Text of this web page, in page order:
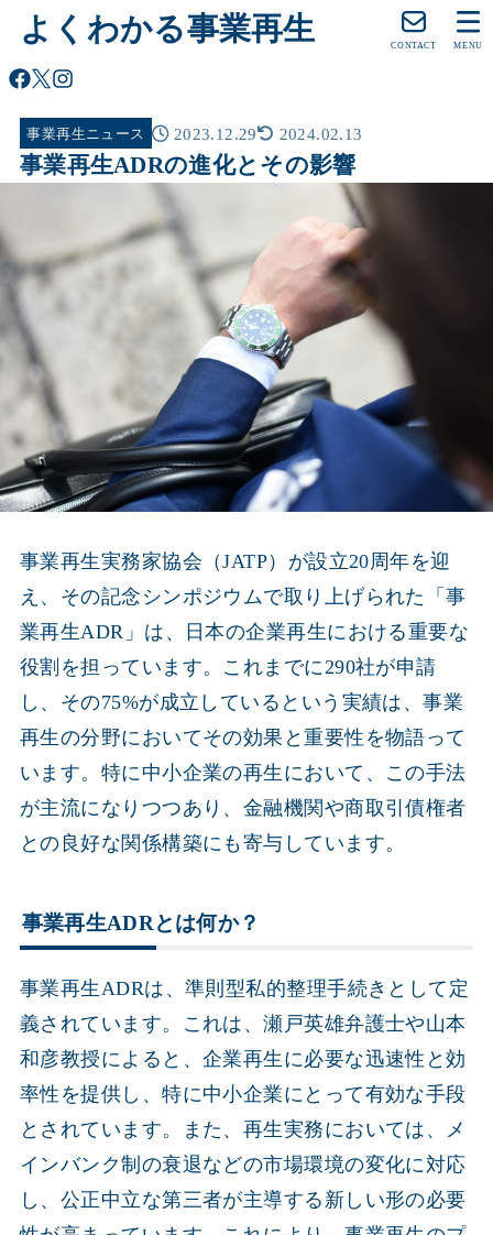
よくわかる事業再生 CONTACT MENU
事業再生ニュース 2023.12.29 2024.02.13
事業再生ADRの進化とその影響
事業再生実務家協会（JATP）が設立20周年を迎
え、その記念シンポジウムで取り上げられた「事
業再生ADR」は、日本の企業再生における重要な
役割を担っています。これまでに290社が申請
し、その75%が成立しているという実績は、事業
再生の分野においてその効果と重要性を物語って
います。特に中小企業の再生において、この手法
が主流になりつつあり、金融機関や商取引債権者
との良好な関係構築にも寄与しています。
事業再生ADRとは何か？
事業再生ADRは、準則型私的整理手続きとして定
義されています。これは、瀬戸英雄弁護士や山本
和彦教授によると、企業再生に必要な迅速性と効
率性を提供し、特に中小企業にとって有効な手段
とされています。また、再生実務においては、メ
インバンク制の衰退などの市場環境の変化に対応
し、公正中立な第三者が主導する新しい形の必要